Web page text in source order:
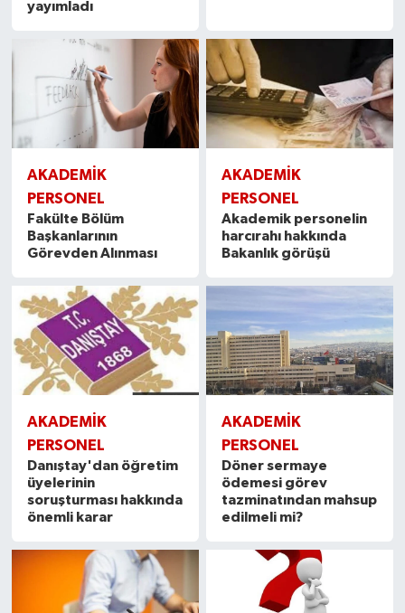
yayımladı
AKADEMİK
PERSONEL
Fakülte Bölüm
Başkanlarının
Görevden Alınması
AKADEMİK
PERSONEL
Akademik personelin
harcırahı hakkında
Bakanlık görüşü
AKADEMİK
PERSONEL
Danıştay'dan öğretim
üyelerinin
soruşturması hakkında
önemli karar
AKADEMİK
PERSONEL
Döner sermaye
ödemesi görev
tazminatından mahsup
edilmeli mi?